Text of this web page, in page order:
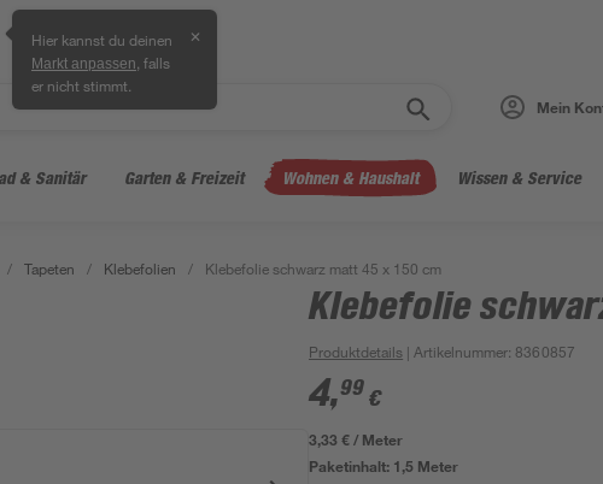
Hier kannst du deinen
Markt anpassen , falls
er nicht stimmt.
✕
Mein
& Sanitär Garten & Freizeit Wohnen & Haushalt Wissen & Service
/ Tapeten / Klebefolien / Klebefolie schwarz matt 45 x 150 cm
Klebefolie
Produktdetails | Artikelnummer: 8360857
4,99 €
3,33 € / Meter
Paketinhalt: 1,5 Meter